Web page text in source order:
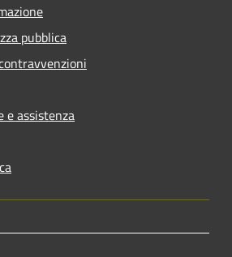
pubblica
e assistenza